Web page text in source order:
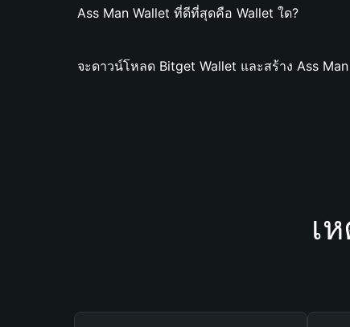
Ass Man Wallet ที่ดีที่สุดคือ Wallet ใด?
จะดาวน์โหลด Bitget Wallet และสร้าง Ass Man
เ